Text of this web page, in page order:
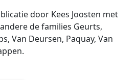
door Kees Joosten met
de families Geurts,
Van Deursen, Paquay, Van